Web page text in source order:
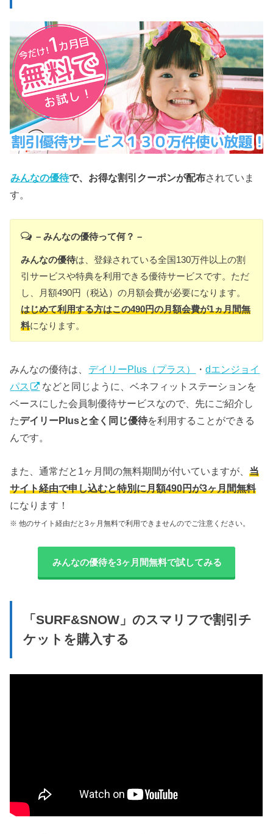
みんなの優待で、お得な割引クーポンが配布されていま
す。
– みんなの優待って何？ –
みんなの優待は、登録されている全国130万件以上の割
引サービスや特典を利用できる優待サービスです。ただ
し、月額490円（税込）の月額会費が必要になります。
はじめて利用する方はこの490円の月額会費が1ヵ月間無
料になります。
みんなの優待は、 デイリーPlus（プラス） ・dエンジョイ
パス
などと同じように、ベネフィットステーションを
ベースにした会員制優待サービスなので、先にご紹介し
たデイリーPlusと全く同じ優待を利用することができる
んです。
また、通常だと1ヶ月間の無料期間が付いていますが、当
サイト経由で申し込むと特別に月額490円が3ヶ月間無料
になります！
※ 他のサイト経由だと3ヶ月無料で利用できませんのでご注意ください。
みんなの優待を3ヶ月間無料で試してみる
「SURF&SNOW」のスマリフで割引チ
ケットを購入する